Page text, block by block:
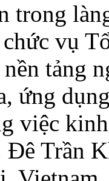
trong
vụ
tảng
ứng
việc
Trần